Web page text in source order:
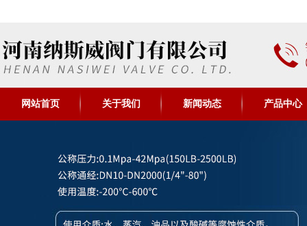
网站首页 关于我们 新闻动态 产品中心